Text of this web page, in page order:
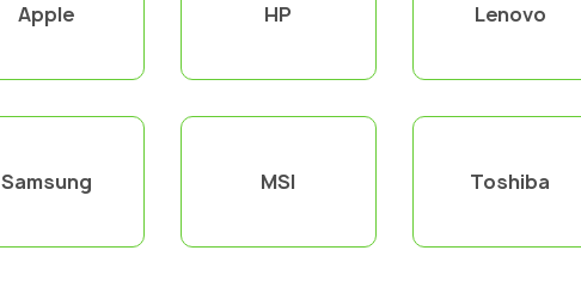
Apple HP Lenovo
Samsung MSI Toshiba